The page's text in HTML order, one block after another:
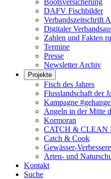
Bootsversicherung
DAFV Fischbilder
Verbandszeitschrift
Digitaler
Zahlen und Fakten
Termine
Presse
Newsletter Archiv
Projekte
Fisch des Jahres
Flusslandschaft der
Kampagne
Angeln in der Mitte
Kormoran
CATCH & CLEAN
Catch & Cook
Gewässer-
Arten- und
Kontakt
Suche